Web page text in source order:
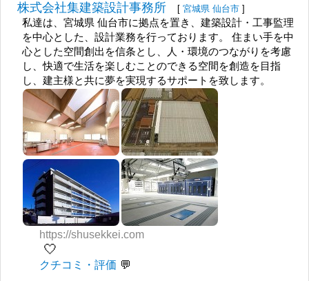
株式会社集建築設計事務所 [ 宮城県 仙台市 ]
私達は、宮城県 仙台市に拠点を置き、建築設計・工事監理
を中心とした、設計業務を行っております。 住まい手を中
心とした空間創出を信条とし、人・環境のつながりを考慮
し、快適で生活を楽しむことのできる空間を創造を目指
し、建主様と共に夢を実現するサポートを致します。
https://shusekkei.com
🤍
クチコミ・評価